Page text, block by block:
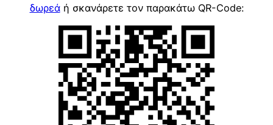
δωρεάή σκανάρετε τον παρακάτω QR-Code: